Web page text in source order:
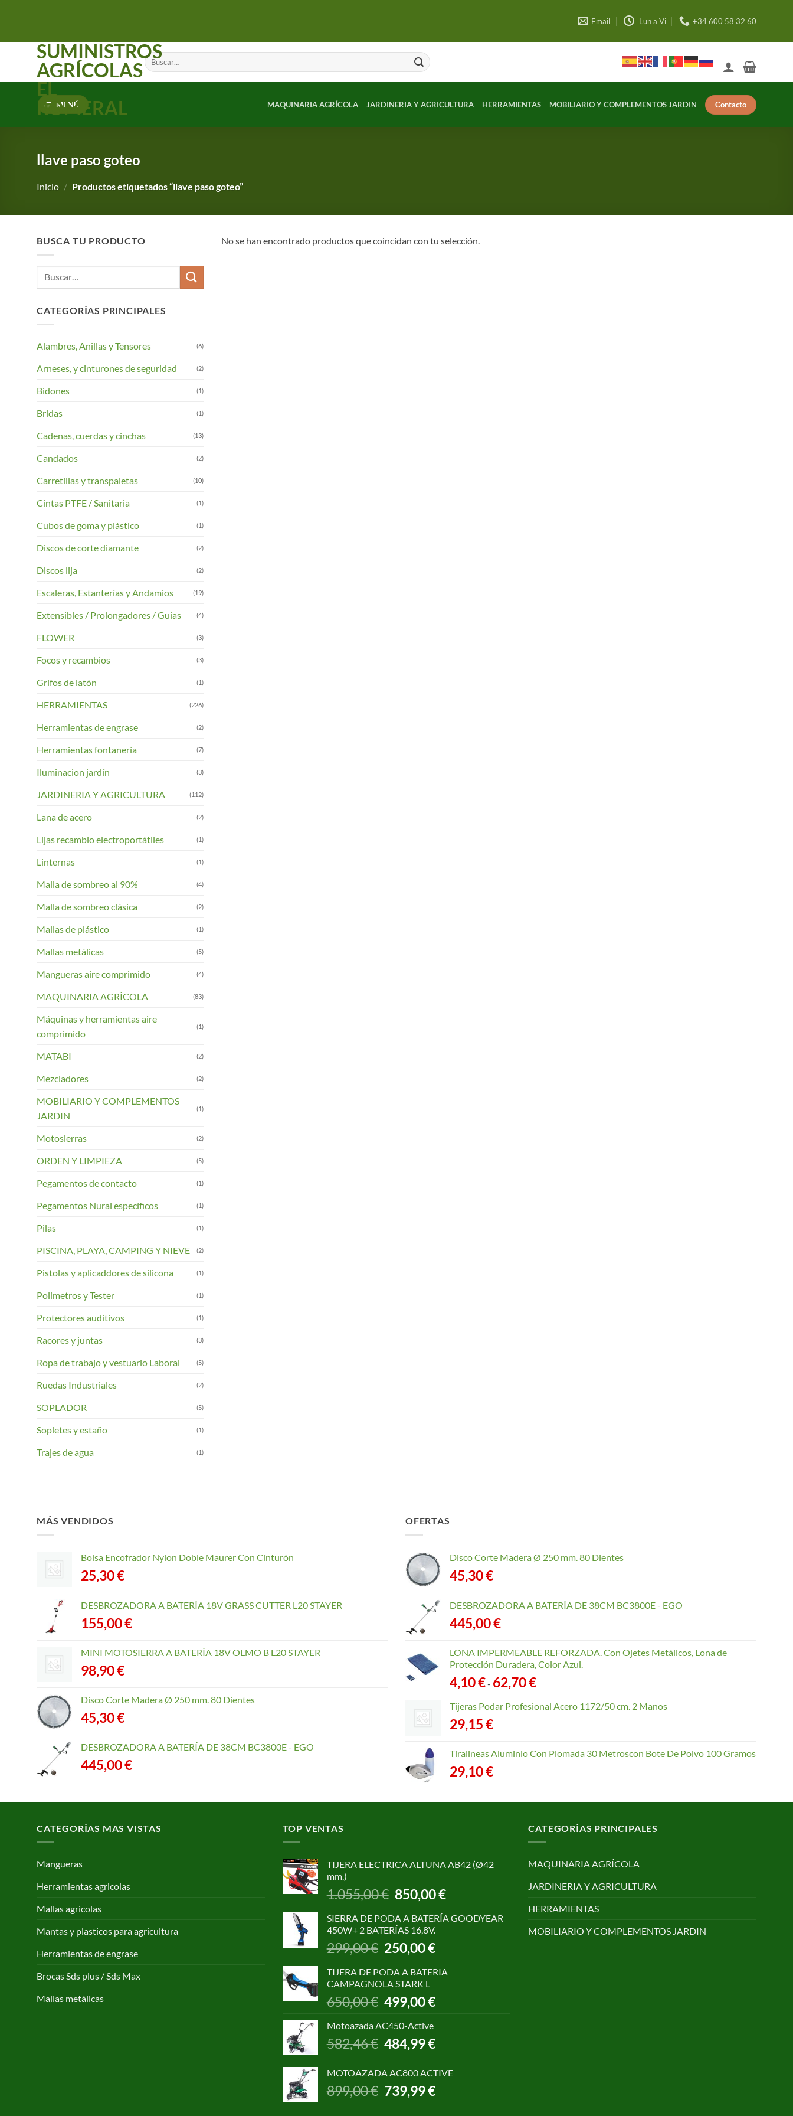
Email Lun a Vi +34 600 58 32 60
SUMINISTROS
AGRÍCOLAS
EL
ROMERAL
Buscar
por:
MENÚ MAQUINARIA AGRÍCOLA JARDINERIA Y AGRICULTURA HERRAMIENTAS MOBILIARIO Y COMPLEMENTOS JARDIN Contacto
llave paso goteo
Inicio / Productos etiquetados “llave paso goteo”
BUSCA TU PRODUCTO
Buscar
CATEGORÍAS PRINCIPALES
Alambres, Anillas y Tensores (6)
Arneses, y cinturones de seguridad (2)
Bidones (1)
Bridas (1)
Cadenas, cuerdas y cinchas (13)
Candados (2)
Carretillas y transpaletas (10)
Cintas PTFE / Sanitaria (1)
Cubos de goma y plástico (1)
Discos de corte diamante (2)
Discos lija (2)
Escaleras, Estanterías y Andamios (19)
Extensibles / Prolongadores / Guias (4)
FLOWER (3)
Focos y recambios (3)
Grifos de latón (1)
HERRAMIENTAS (226)
Herramientas de engrase (2)
Herramientas fontanería (7)
Iluminacion jardín (3)
JARDINERIA Y AGRICULTURA (112)
Lana de acero (2)
Lijas recambio electroportátiles (1)
Linternas (1)
Malla de sombreo al 90% (4)
Malla de sombreo clásica (2)
Mallas de plástico (1)
Mallas metálicas (5)
Mangueras aire comprimido (4)
MAQUINARIA AGRÍCOLA (83)
Máquinas y herramientas aire
comprimido
(1)
MATABI (2)
Mezcladores (2)
MOBILIARIO Y COMPLEMENTOS
JARDIN
(1)
Motosierras (2)
ORDEN Y LIMPIEZA (5)
Pegamentos de contacto (1)
Pegamentos Nural específicos (1)
Pilas (1)
PISCINA, PLAYA, CAMPING Y NIEVE (2)
Pistolas y aplicaddores de silicona (1)
Polimetros y Tester (1)
Protectores auditivos (1)
Racores y juntas (3)
Ropa de trabajo y vestuario Laboral (5)
Ruedas Industriales (2)
SOPLADOR (5)
Sopletes y estaño (1)
Trajes de agua (1)
No se han encontrado productos que coincidan con tu selección.
MÁS VENDIDOS
Bolsa Encofrador Nylon Doble Maurer Con Cinturón
25,30€
DESBROZADORA A BATERÍA 18V GRASS CUTTER L20 STAYER
155,00€
MINI MOTOSIERRA A BATERÍA 18V OLMO B L20 STAYER
98,90€
Disco Corte Madera Ø 250 mm. 80 Dientes
45,30€
DESBROZADORA A BATERÍA DE 38CM BC3800E - EGO
445,00€
OFERTAS
Disco Corte Madera Ø 250 mm. 80 Dientes
45,30€
DESBROZADORA A BATERÍA DE 38CM BC3800E - EGO
445,00€
LONA IMPERMEABLE REFORZADA. Con Ojetes Metálicos, Lona de
Protección Duradera, Color Azul.
4,10€- 62,70€Rango
precios:
62,70 €
Tijeras Podar Profesional Acero 1172/50 cm. 2 Manos
29,15€
Tiralineas Aluminio Con Plomada 30 Metroscon Bote De Polvo 100 Gramos
29,10€
CATEGORÍAS MAS VISTAS
Mangueras
Herramientas agricolas
Mallas agricolas
Mantas y plasticos para agricultura
Herramientas de engrase
Brocas Sds plus / Sds Max
Mallas metálicas
TOP VENTAS
TIJERA ELECTRICA ALTUNA AB42 (Ø42
mm.)
1.055,00€ El
precio
original
era:
1.055,00 €.
850,00€El
actual
SIERRA DE PODA A BATERÍA GOODYEAR
450W+ 2 BATERÍAS 16,8V.
299,00€ El
precio
original
era:
299,00 €.
250,00€El
actual
250,00 €.
TIJERA DE PODA A BATERIA
CAMPAGNOLA STARK L
650,00€
El
precio
original
650,00 €.
499,00€El
499,00 €.
Motoazada AC450-Active
582,46€
El
precio
era:
582,46 €.
484,99€El
es:
484,99 €.
MOTOAZADA AC800 ACTIVE
899,00€ El
precio
739,99€El
CATEGORÍAS PRINCIPALES
MAQUINARIA AGRÍCOLA
JARDINERIA Y AGRICULTURA
HERRAMIENTAS
MOBILIARIO Y COMPLEMENTOS JARDIN